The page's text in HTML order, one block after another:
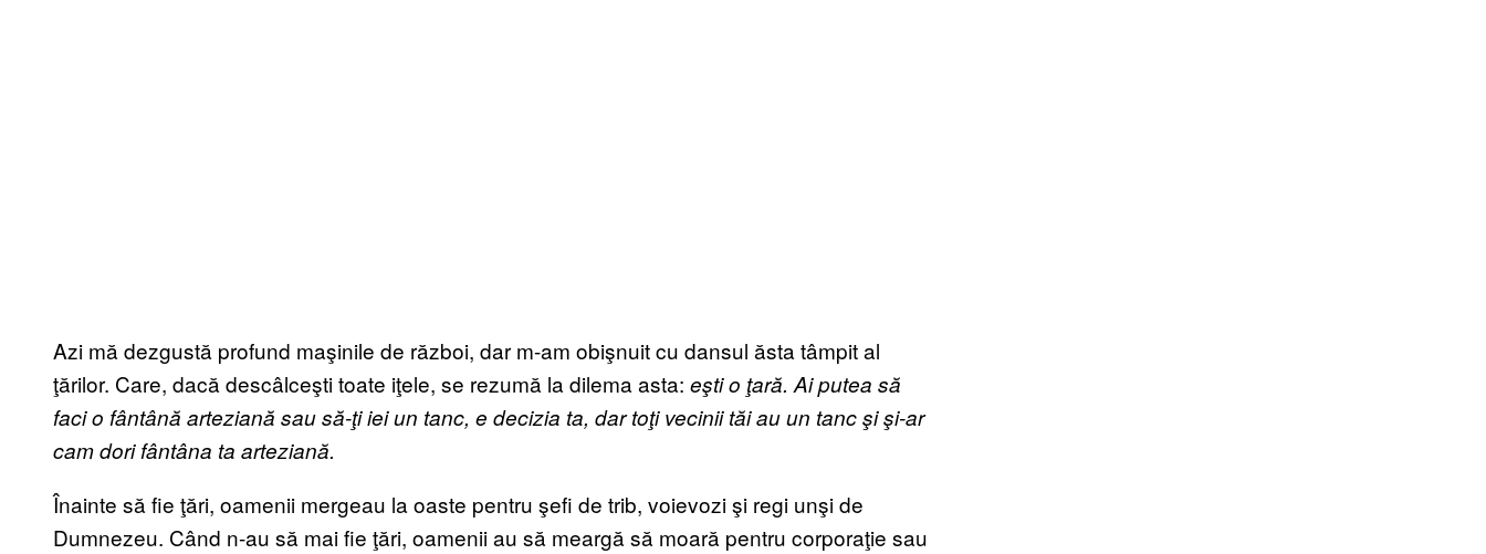
Azi mă dezgustă profund maşinile de război, dar m-am obişnuit cu dansul ăsta tâmpit al
ţărilor. Care, dacă descâlceşti toate iţele, se rezumă la dilema asta: eşti o ţară. Ai putea să
faci o fântână arteziană sau să-ţi iei un tanc, e decizia ta, dar toţi vecinii tăi au un tanc şi şi-ar
cam dori fântâna ta arteziană.
Înainte să fie ţări, oamenii mergeau la oaste pentru şefi de trib, voievozi şi regi unşi de
Dumnezeu. Când n-au să mai fie ţări, oamenii au să meargă să moară pentru corporaţie sau